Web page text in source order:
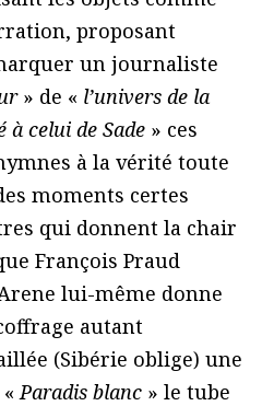
proposant
un journaliste
» de « l’univers de la
à celui de Sade » ces
à la vérité toute
moments certes
qui donnent la chair
François Praud
lui-même donne
autant
(Sibérie oblige) une
Paradis blanc » le tube